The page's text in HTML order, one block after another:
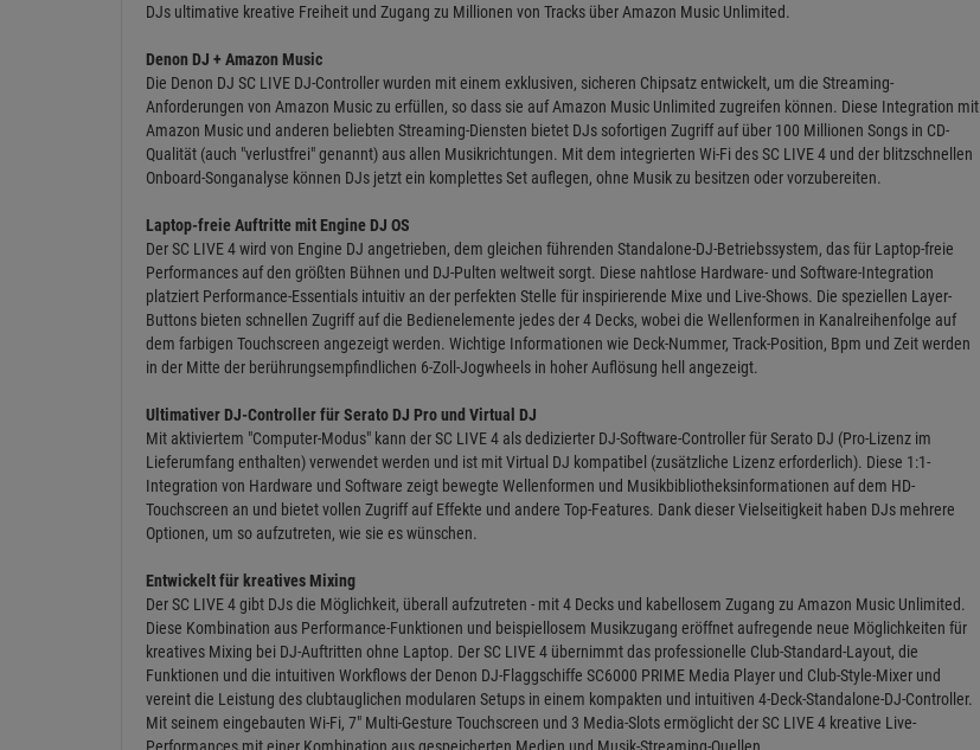
DJs ultimative kreative Freiheit und Zugang zu Millionen von Tracks über Amazon Music Unlimited.
Denon DJ + Amazon Music
Die Denon DJ SC LIVE DJ-Controller wurden mit einem exklusiven, sicheren Chipsatz entwickelt, um die Streaming-
Anforderungen von Amazon Music zu erfüllen, so dass sie auf Amazon Music Unlimited zugreifen können. Diese Integration mit
Amazon Music und anderen beliebten Streaming-Diensten bietet DJs sofortigen Zugriff auf über 100 Millionen Songs in CD-
Qualität (auch "verlustfrei" genannt) aus allen Musikrichtungen. Mit dem integrierten Wi-Fi des SC LIVE 4 und der blitzschnellen
Onboard-Songanalyse können DJs jetzt ein komplettes Set auflegen, ohne Musik zu besitzen oder vorzubereiten.
Laptop-freie Auftritte mit Engine DJ OS
Der SC LIVE 4 wird von Engine DJ angetrieben, dem gleichen führenden Standalone-DJ-Betriebssystem, das für Laptop-freie
Performances auf den größten Bühnen und DJ-Pulten weltweit sorgt. Diese nahtlose Hardware- und Software-Integration
platziert Performance-Essentials intuitiv an der perfekten Stelle für inspirierende Mixe und Live-Shows. Die speziellen Layer-
Buttons bieten schnellen Zugriff auf die Bedienelemente jedes der 4 Decks, wobei die Wellenformen in Kanalreihenfolge auf
dem farbigen Touchscreen angezeigt werden. Wichtige Informationen wie Deck-Nummer, Track-Position, Bpm und Zeit werden
in der Mitte der berührungsempfindlichen 6-Zoll-Jogwheels in hoher Auflösung hell angezeigt.
Ultimativer DJ-Controller für Serato DJ Pro und Virtual DJ
Mit aktiviertem "Computer-Modus" kann der SC LIVE 4 als dedizierter DJ-Software-Controller für Serato DJ (Pro-Lizenz im
Lieferumfang enthalten) verwendet werden und ist mit Virtual DJ kompatibel (zusätzliche Lizenz erforderlich). Diese 1:1-
Integration von Hardware und Software zeigt bewegte Wellenformen und Musikbibliotheksinformationen auf dem HD-
Touchscreen an und bietet vollen Zugriff auf Effekte und andere Top-Features. Dank dieser Vielseitigkeit haben DJs mehrere
Optionen, um so aufzutreten, wie sie es wünschen.
Entwickelt für kreatives Mixing
Der SC LIVE 4 gibt DJs die Möglichkeit, überall aufzutreten - mit 4 Decks und kabellosem Zugang zu Amazon Music Unlimited.
Diese Kombination aus Performance-Funktionen und beispiellosem Musikzugang eröffnet aufregende neue Möglichkeiten für
kreatives Mixing bei DJ-Auftritten ohne Laptop. Der SC LIVE 4 übernimmt das professionelle Club-Standard-Layout, die
Funktionen und die intuitiven Workflows der Denon DJ-Flaggschiffe SC6000 PRIME Media Player und Club-Style-Mixer und
vereint die Leistung des clubtauglichen modularen Setups in einem kompakten und intuitiven 4-Deck-Standalone-DJ-Controller.
Mit seinem eingebauten Wi-Fi, 7" Multi-Gesture Touchscreen und 3 Media-Slots ermöglicht der SC LIVE 4 kreative Live-